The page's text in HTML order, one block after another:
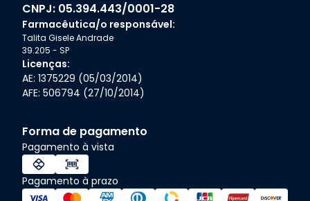
CNPJ: 05.394.443/0001-28
Farmacêutica/o responsável:
Talita Gisele Andrade
39.205 - SP
Licenças:
AE: 1375229 (05/03/2014)
AFE: 506794 (27/10/2014)
Forma de pagamento
Pagamento à vista
Pagamento à prazo